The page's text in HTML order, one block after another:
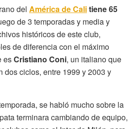
del América de Calitiene 65
de 3 temporadas y media y
históricos de este club,
de diferencia con el máximo
esCristiano Coni, un italiano que
dos ciclos, entre 1999 y 2003 y
se habló mucho sobre la
terminara cambiando de equipo,